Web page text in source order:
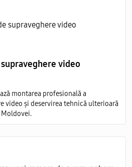
video
montarea profesională a
video și deservirea tehnică ulterioară